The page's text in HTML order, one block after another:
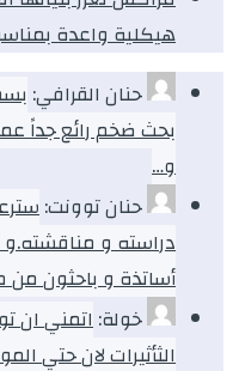
هيكلية واعدة
حنان القرافي:
بحث ضخم رائع جداً
و…
حنان توونت:
دراسته و مناقشته.و
أساتذة و باحثون من
خولة:اتمني ان
الثأثيرات لان حتي